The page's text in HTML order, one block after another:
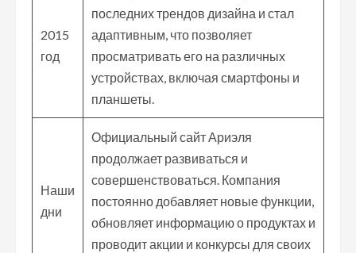
2015
год
последних трендов дизайна и стал
адаптивным, что позволяет
просматривать его на различных
устройствах, включая смартфоны и
планшеты.
Наши
дни
Официальный сайт Ариэля
продолжает развиваться и
совершенствоваться. Компания
постоянно добавляет новые функции,
обновляет информацию о продуктах и
проводит акции и конкурсы для своих